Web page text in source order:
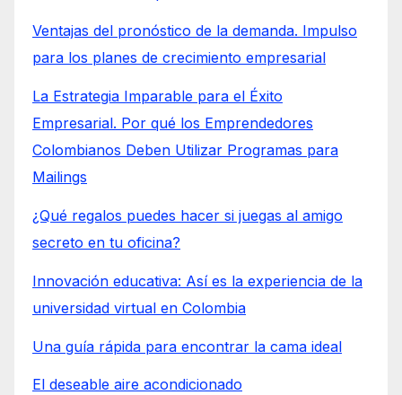
Ventajas del pronóstico de la demanda. Impulso
para los planes de crecimiento empresarial
La Estrategia Imparable para el Éxito
Empresarial. Por qué los Emprendedores
Colombianos Deben Utilizar Programas para
Mailings
¿Qué regalos puedes hacer si juegas al amigo
secreto en tu oficina?
Innovación educativa: Así es la experiencia de la
universidad virtual en Colombia
Una guía rápida para encontrar la cama ideal
El deseable aire acondicionado